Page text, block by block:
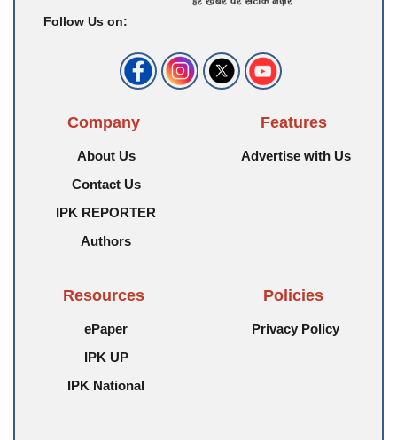
Follow Us on:
Company
About Us
Contact Us
IPK REPORTER
Authors
Features
Advertise with Us
Resources
ePaper
IPK UP
IPK National
Policies
Privacy Policy